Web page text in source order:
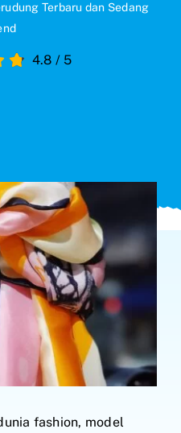
Terbaru dan Sedang
4.8 / 5
fashion, model